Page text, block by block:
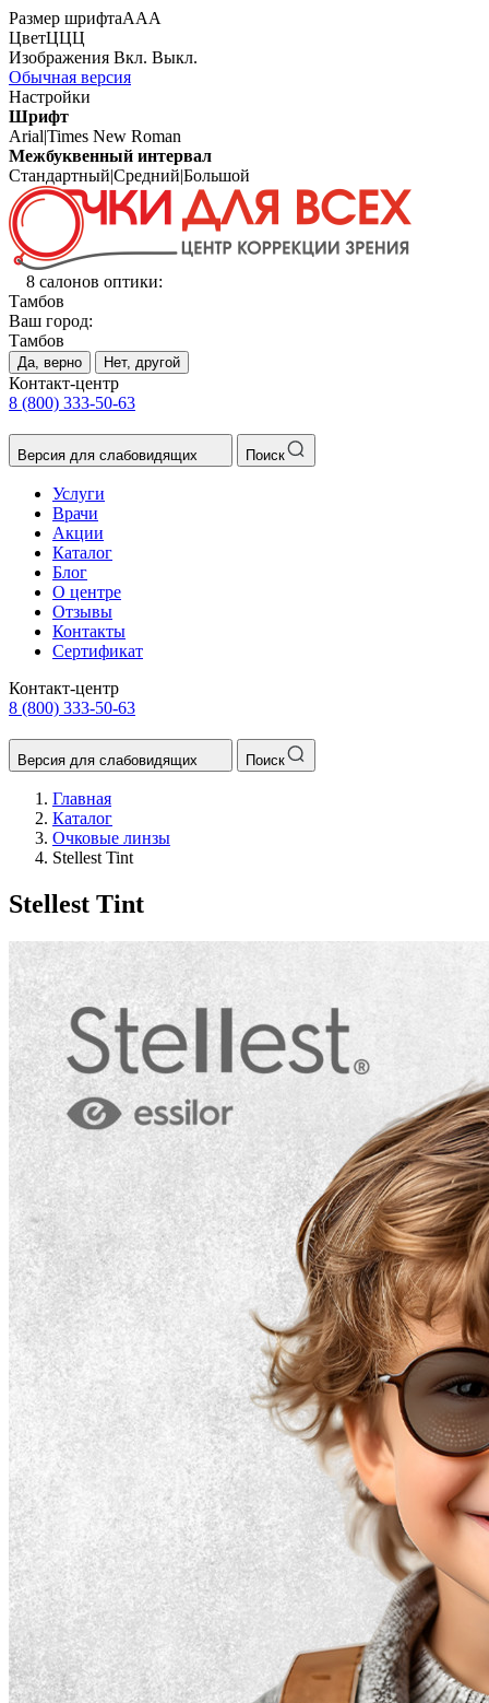
Размер шрифтаААА
ЦветЦЦЦ
Изображения Вкл. Выкл.
Обычная версия
Настройки
Шрифт
Arial|Times New Roman
Межбуквенный интервал
Стандартный|Средний|Большой
8 салонов оптики:
Тамбов
Ваш город:
Тамбов
Да, верно Нет, другой
Контакт-центр
8 (800) 333-50-63
Версия для слабовидящих Поиск
Услуги
Врачи
Акции
Каталог
Блог
О центре
Отзывы
Контакты
Сертификат
Контакт-центр
8 (800) 333-50-63
Версия для слабовидящих Поиск
Главная
Каталог
Очковые линзы
Stellest Tint
Stellest Tint